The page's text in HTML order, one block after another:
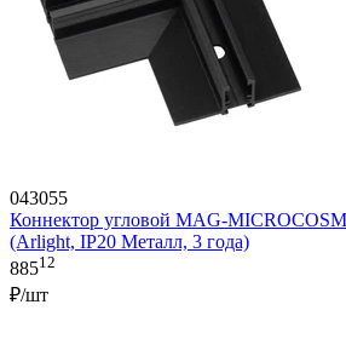
043055
Коннектор угловой MAG-
(Arlight, IP20 Металл, 3 года)
88512
₽/шт